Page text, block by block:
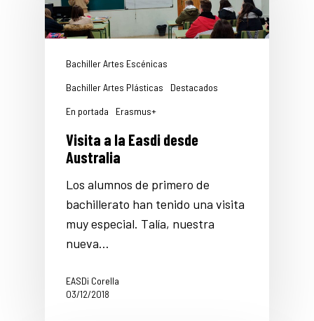
Bachiller Artes Escénicas
Bachiller Artes Plásticas
Destacados
En portada
Erasmus+
Visita a la Easdi desde
Australia
Los alumnos de primero de
bachillerato han tenido una visita
muy especial. Talía, nuestra
nueva…
EASDi Corella
03/12/2018